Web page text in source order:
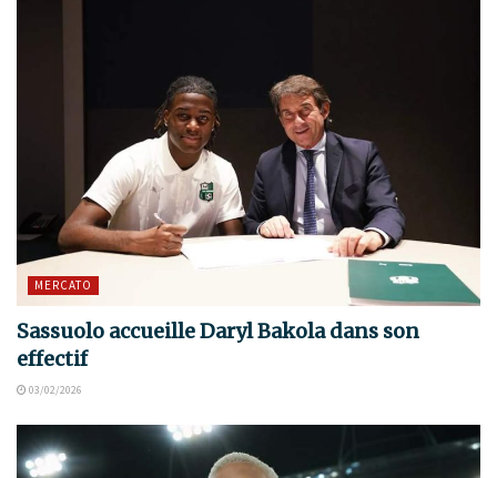
MERCATO
Sassuolo accueille Daryl Bakola dans son
effectif
03/02/2026